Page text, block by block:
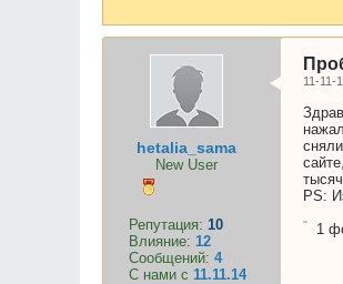
hetalia_sama
New User
Репутация: 10
Влияние: 12
Сообщений: 4
С нами с 11.11.14
11-11-
PS:
1